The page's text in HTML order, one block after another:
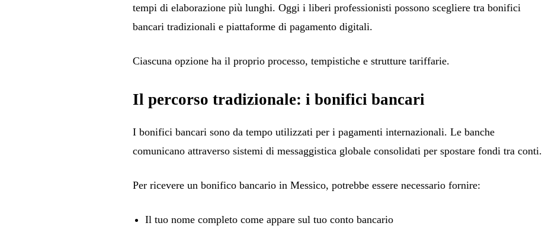
tempi di elaborazione più lunghi. Oggi i liberi professionisti possono scegliere tra bonifici
bancari tradizionali e piattaforme di pagamento digitali.
Ciascuna opzione ha il proprio processo, tempistiche e strutture tariffarie.
Il percorso tradizionale: i bonifici bancari
I bonifici bancari sono da tempo utilizzati per i pagamenti internazionali. Le banche
comunicano attraverso sistemi di messaggistica globale consolidati per spostare fondi tra conti.
Per ricevere un bonifico bancario in Messico, potrebbe essere necessario fornire:
Il tuo nome completo come appare sul tuo conto bancario